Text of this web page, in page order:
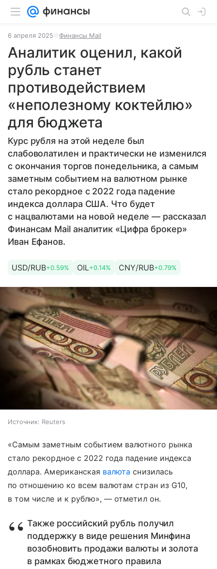
6 апреля 2025 Финансы Mail
Аналитик оценил, какой
рубль станет
противодействием
«неполезному коктейлю»
для бюджета
Курс рубля на этой неделе был
слабоволатилен и практически не изменился
с окончания торгов понедельника, а самым
заметным событием на валютном рынке
стало рекордное с 2022 года падение
индекса доллара США. Что будет
с нацвалютами на новой неделе — рассказал
Финансам Mail аналитик «Цифра брокер»
Иван Ефанов.
USD/RUB+0.59% OIL+0.14% CNY/RUB+0.79%
Источник: Reuters
«Самым заметным событием валютного рынка
стало рекордное с 2022 года падение индекса
доллара. Американская валюта снизилась
по отношению ко всем валютам стран из G10,
в том числе и к рублю», — отметил он.
Также российский рубль получил
поддержку в виде решения Минфина
возобновить продажи валюты и золота
в рамках бюджетного правила